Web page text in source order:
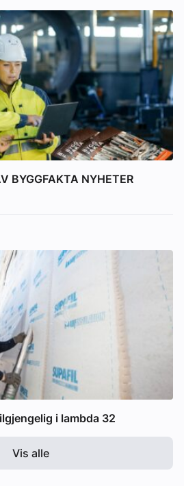
BYGGFAKTA NYHETER
i lambda 32
Vis alle